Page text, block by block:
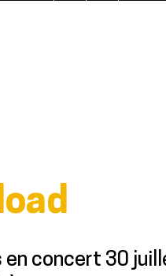
en concert 30